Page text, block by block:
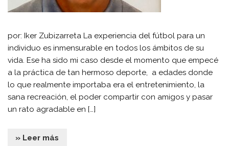
por: Iker Zubizarreta La experiencia del fútbol para un
individuo es inmensurable en todos los ámbitos de su
vida. Ese ha sido mi caso desde el momento que empecé
a la práctica de tan hermoso deporte, a edades donde
lo que realmente importaba era el entretenimiento, la
sana recreación, el poder compartir con amigos y pasar
un rato agradable en […]
» Leer más